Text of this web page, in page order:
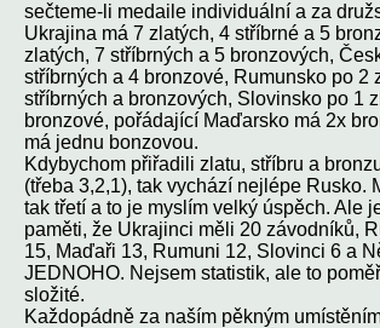
sečteme-li medaile individuální a za
Ukrajina má 7 zlatých, 4 stříbrné a 5
zlatých, 7 stříbrných a 5 bronzových,
stříbrných a 4 bronzové, Rumunsko po 2
stříbrných a bronzových, Slovinsko po 1
bronzové, pořádající Maďarsko má 2x
má jednu bonzovou.
Kdybychom přiřadili zlatu, stříbru a
(třeba 3,2,1), tak vychází nejlépe Rusko.
tak třetí a to je myslím velký úspěch. Ale
paměti, že Ukrajinci měli 20 závodníků,
15, Maďaři 13, Rumuni 12, Slovinci 6 a
JEDNOHO. Nejsem statistik, ale to
složité.
Každopádně za naším pěkným